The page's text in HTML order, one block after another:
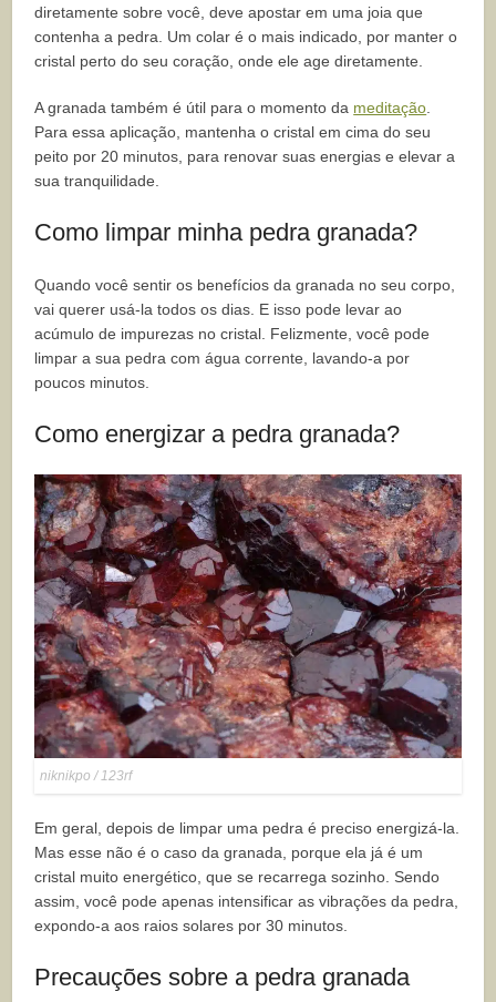
diretamente sobre você, deve apostar em uma joia que
contenha a pedra. Um colar é o mais indicado, por manter o
cristal perto do seu coração, onde ele age diretamente.
A granada também é útil para o momento da meditação
Para essa aplicação, mantenha o cristal em cima do seu
peito por 20 minutos, para renovar suas energias e elevar a
sua tranquilidade.
Como limpar minha pedra granada?
Quando você sentir os benefícios da granada no seu corpo,
vai querer usá-la todos os dias. E isso pode levar ao
acúmulo de impurezas no cristal. Felizmente, você pode
limpar a sua pedra com água corrente, lavando-a por
poucos minutos.
Como energizar a pedra granada?
niknikpo / 123rf
Em geral, depois de limpar uma pedra é preciso energizá-la.
Mas esse não é o caso da granada, porque ela já é um
cristal muito energético, que se recarrega sozinho. Sendo
assim, você pode apenas intensificar as vibrações da pedra,
expondo-a aos raios solares por 30 minutos.
Precauções sobre a pedra granada